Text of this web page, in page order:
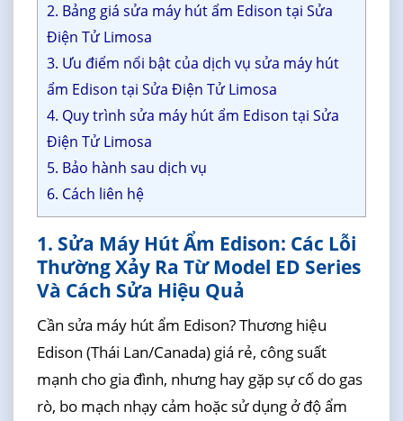
2. Bảng giá sửa máy hút ẩm Edison tại Sửa
Điện Tử Limosa
3. Ưu điểm nổi bật của dịch vụ sửa máy hút
ẩm Edison tại Sửa Điện Tử Limosa
4. Quy trình sửa máy hút ẩm Edison tại Sửa
Điện Tử Limosa
5. Bảo hành sau dịch vụ
6. Cách liên hệ
1. Sửa Máy Hút Ẩm Edison: Các Lỗi
Thường Xảy Ra Từ Model ED Series
Và Cách Sửa Hiệu Quả
Cần sửa máy hút ẩm Edison? Thương hiệu
Edison (Thái Lan/Canada) giá rẻ, công suất
mạnh cho gia đình, nhưng hay gặp sự cố do gas
rò, bo mạch nhạy cảm hoặc sử dụng ở độ ẩm